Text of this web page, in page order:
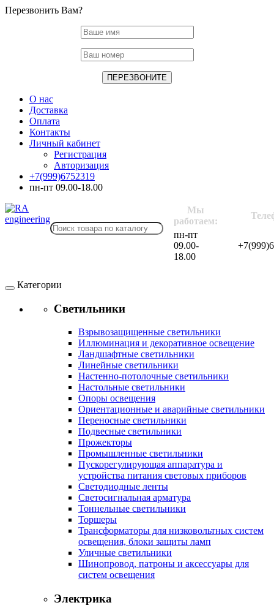
Перезвонить Вам?
О нас
Доставка
Оплата
Контакты
Личный кабинет
Регистрация
Авторизация
+7(999)6752319
пн-пт 09.00-18.00
Мы
работаем:
пн-пт
09.00-
18.00
Категории
Светильники
Взрывозащищенные светильники
Иллюминация и декоративное освещение
Ландшафтные светильники
Линейные светильники
Настенно-потолочные светильники
Настольные светильники
Опоры освещения
Ориентационные и аварийные светильники
Переносные светильники
Подвесные светильники
Прожекторы
Промышленные светильники
Пускорегулирующая аппаратура и
устройства питания световых приборов
Светодиодные ленты
Светосигнальная арматура
Тоннельные светильники
Торшеры
Трансформаторы для низковольтных систем
освещения, блоки защиты ламп
Уличные светильники
Шинопровод, патроны и аксессуары для
систем освещения
Электрика